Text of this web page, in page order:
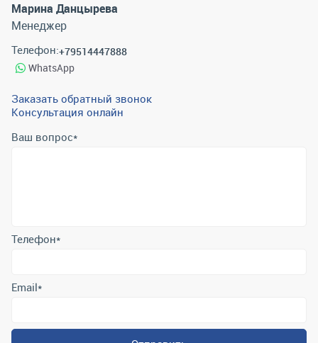
Марина Данцырева
Менеджер
Телефон:+79514447888
WhatsApp
Заказать обратный звонок
Консультация онлайн
Ваш вопрос*
Отправляя форму вы подтверждаете согласие с